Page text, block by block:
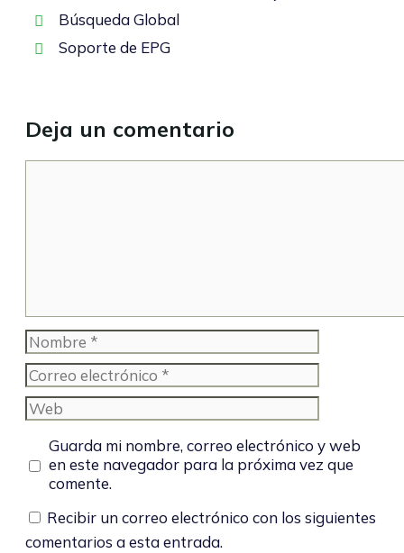
Búsqueda Global
Soporte de EPG
Deja un comentario
Nombre
Correo
electrónico
Web
Guarda mi nombre, correo electrónico y web
en este navegador para la próxima vez que
comente.
Recibir un correo electrónico con los siguientes
comentarios a esta entrada.